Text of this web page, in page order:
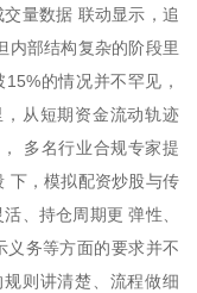
量数据 联动显示，追
内部结构复杂的阶段里
的情况并不罕见，
从短期资金流动轨迹
多名行业合规专家提
下，模拟配资炒股与传
、持仓周期更 弹性、
义务等方面的要求并不
则讲清楚、流程做细